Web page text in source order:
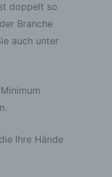
doppelt so
Branche
auch unter
Ihre Hände